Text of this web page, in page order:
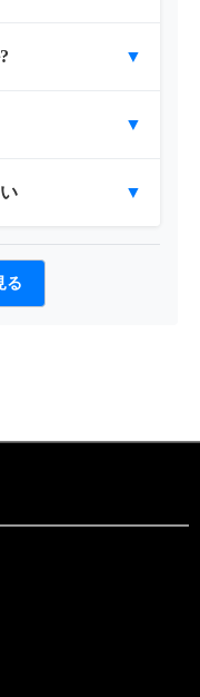
▼
▼
▼
る